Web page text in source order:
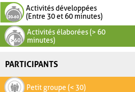
Activités développées
(Entre 30 et 60 minutes)
Activités élaborées (> 60
minutes)
PARTICIPANTS
Petit groupe (< 30)